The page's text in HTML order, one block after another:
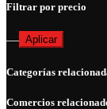
Filtrar por precio
— Aplicar
Categorías
Comercios